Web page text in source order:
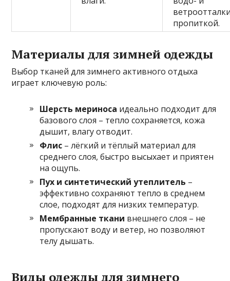
пропиткой.
Материалы для зимней одежды
Выбор тканей для зимнего активного отдыха
играет ключевую роль:
Шерсть мериноса идеально подходит для
базового слоя – тепло сохраняется, кожа
дышит, влагу отводит.
Флис – лёгкий и тёплый материал для
среднего слоя, быстро высыхает и приятен
на ощупь.
Пух и синтетический утеплитель –
эффективно сохраняют тепло в среднем
слое, подходят для низких температур.
Мембранные ткани внешнего слоя – не
пропускают воду и ветер, но позволяют
телу дышать.
Виды одежды для зимнего